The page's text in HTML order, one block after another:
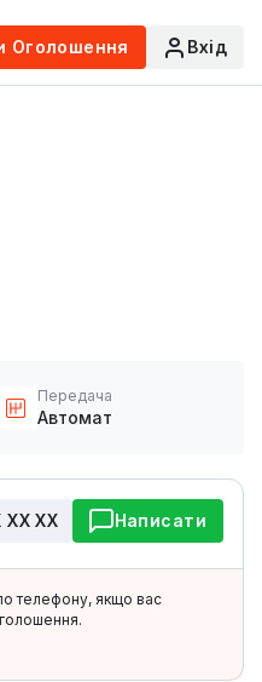
Оголошення Вхід
Передача
Автомат
ХХ ХХ Написати
телефону, якщо вас